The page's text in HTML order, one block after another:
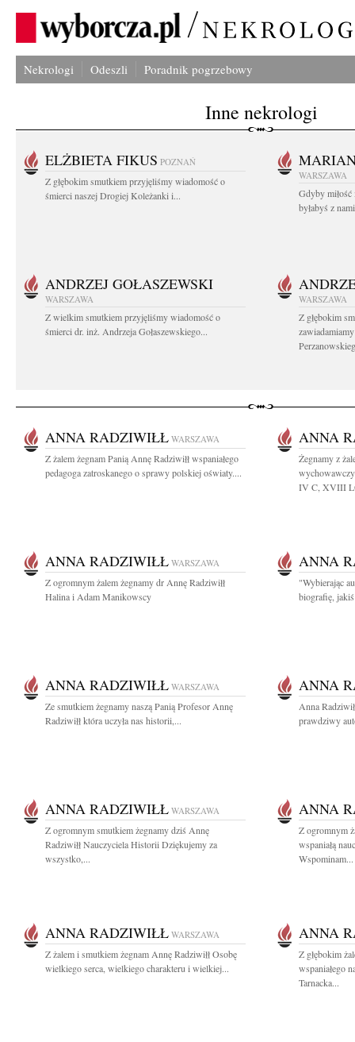
Nekrologi Odeszli Poradnik pogrzebowy
Inne nekrologi
ELŻBIETA FIKUS POZNAŃ
Z głębokim smutkiem przyjęliśmy wiadomość o
śmierci naszej Drogiej Koleżanki i...
WARSZAWA
Gdyby miłość
byłabyś z
ANDRZEJ GOŁASZEWSKI
WARSZAWA
Z wielkim smutkiem przyjęliśmy wiadomość o
śmierci dr. inż. Andrzeja Gołaszewskiego...
WARSZAWA
Z głębokim
ANNA RADZIWIŁŁ WARSZAWA
Z żalem żegnam Panią Annę Radziwiłł wspaniałego
pedagoga zatroskanego o sprawy polskiej oświaty....
ANNA
Żegnamy z
IV C, XVIII
ANNA RADZIWIŁŁ WARSZAWA
Z ogromnym żalem żegnamy dr Annę Radziwiłł
Halina i Adam Manikowscy
ANNA
"Wybierając
biografię,
ANNA RADZIWIŁŁ WARSZAWA
Ze smutkiem żegnamy naszą Panią Profesor Annę
Radziwiłł która uczyła nas historii,...
ANNA
Anna
prawdziwy
ANNA RADZIWIŁŁ WARSZAWA
Z ogromnym smutkiem żegnamy dziś Annę
Radziwiłł Nauczyciela Historii Dziękujemy za
wszystko,...
ANNA
Z ogromnym
wspaniałą
Wspominam...
ANNA RADZIWIŁŁ WARSZAWA
Z żalem i smutkiem żegnam Annę Radziwiłł Osobę
wielkiego serca, wielkiego charakteru i wielkiej...
ANNA
Z głębokim
wspaniałego
Tarnacka...